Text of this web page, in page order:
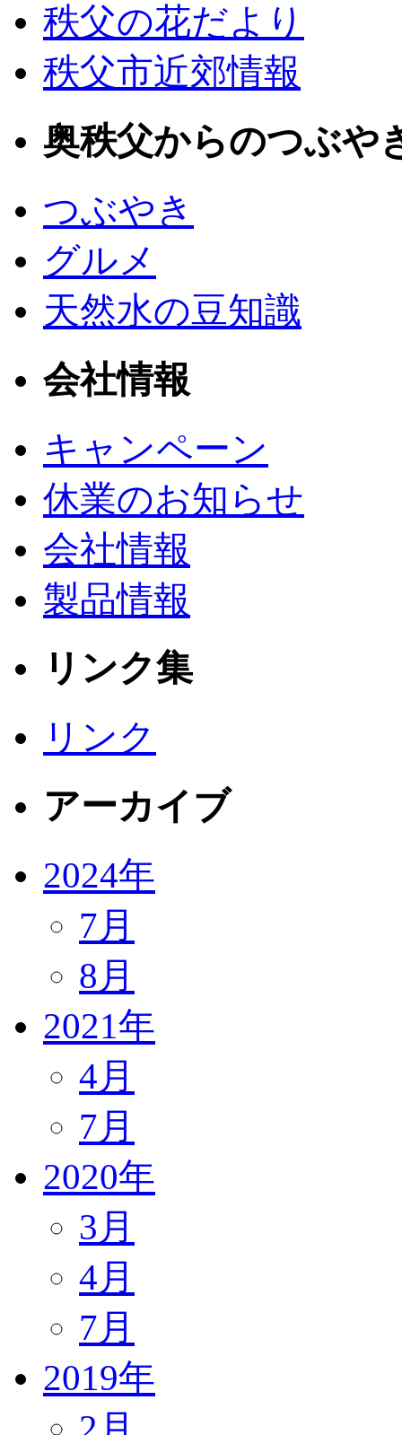
秩父の花だより
秩父市近郊情報
奥秩父からのつぶや
つぶやき
グルメ
天然水の豆知識
会社情報
キャンペーン
休業のお知らせ
会社情報
製品情報
リンク集
リンク
アーカイブ
2024年
7月
8月
2021年
4月
7月
2020年
3月
4月
7月
2019年